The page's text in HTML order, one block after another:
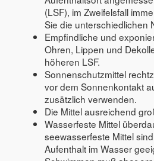
(LSF), im Zweifelsfall
Sie die unterschiedlichen
Empfindliche und
Ohren, Lippen und
höheren LSF.
Sonnenschutzmittel
vor dem Sonnenkontakt
zusätzlich verwenden.
Die Mittel ausreichend
Wasserfeste Mittel
seewasserfeste Mittel
Aufenthalt im Wasser